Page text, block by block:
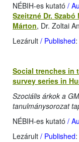
NÉBIH-es kutató /
Szeitzné Dr. Szabó
Márton, Dr. Zoltai
Lezárult / Published
Social trenches in
survey series in
Szociális árkok a
tanulmánysorozat
NÉBIH-es kutató /
Lezárult / Published